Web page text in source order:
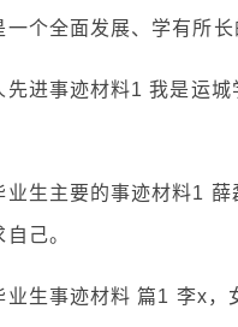
一个全面发展、学有所
先进事迹材料1 我是运
业生主要的事迹材料1
己。
业生事迹材料 篇1 李x